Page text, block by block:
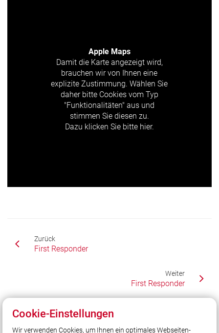
Apple Maps
Damit die Karte angezeigt wird,
brauchen wir von Ihnen eine
explizite Zustimmung. Wählen Sie
daher bitte Cookies vom Typ
"Funktionalitäten" aus und
stimmen Sie diesen zu.
Dazu klicken Sie bitte hier.
Zurück
First Responder
Weiter
First Responder
Unser Leitsatz
Cookie-Einstellungen
Wir verwenden Cookies, um Ihnen ein optimales Webseiten-